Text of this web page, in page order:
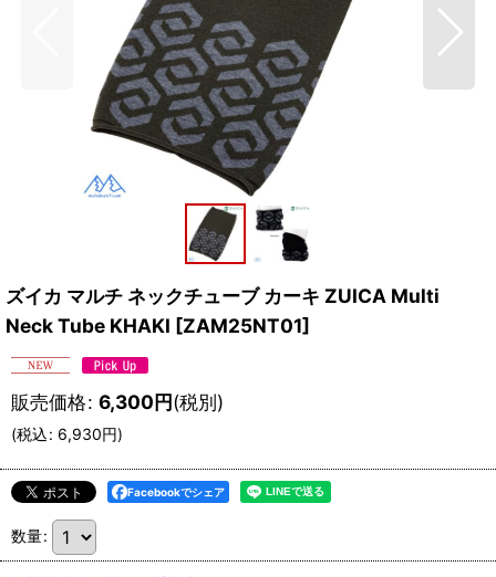
ズイカ マルチ ネックチューブ カーキ ZUICA Multi
Neck Tube KHAKI [ZAM25NT01]
販売価格: 6,300円(税別)
(税込: 6,930円)
Facebookでシェア
数量: